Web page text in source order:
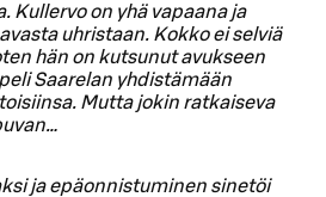
Kullervo on yhä vapaana ja
uhristaan. Kokko ei selviä
hän on kutsunut avukseen
Saarelan yhdistämään
Mutta jokin ratkaiseva
ja epäonnistuminen sinetöi